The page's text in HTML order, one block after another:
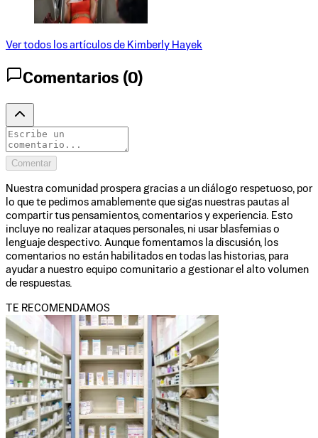
Ver todos los artículos de Kimberly Hayek
Comentarios (0)
Comentar
Nuestra comunidad prospera gracias a un diálogo respetuoso, por
lo que te pedimos amablemente que sigas nuestras pautas al
compartir tus pensamientos, comentarios y experiencia. Esto
incluye no realizar ataques personales, ni usar blasfemias o
lenguaje despectivo. Aunque fomentamos la discusión, los
comentarios no están habilitados en todas las historias, para
ayudar a nuestro equipo comunitario a gestionar el alto volumen
de respuestas.
TE RECOMENDAMOS